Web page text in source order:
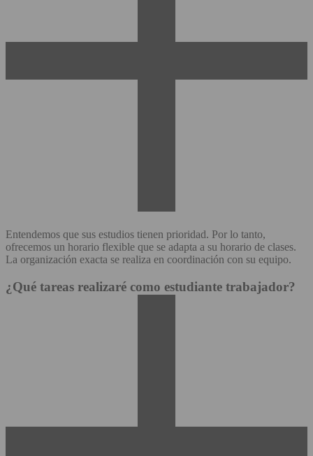
Entendemos que sus estudios tienen prioridad. Por lo tanto,
ofrecemos un horario flexible que se adapta a su horario de clases.
La organización exacta se realiza en coordinación con su equipo.
¿Qué tareas realizaré como estudiante trabajador?